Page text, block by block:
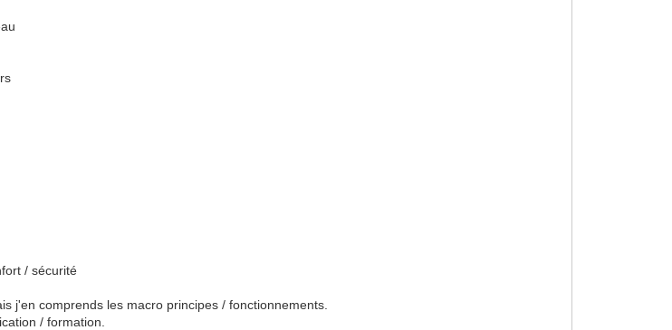
/ sécurité
j'en comprends les macro principes / fonctionnements.
/ formation.